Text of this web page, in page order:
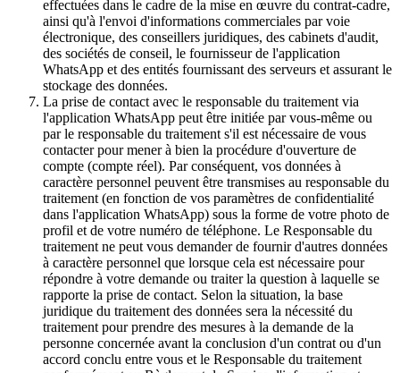
effectuées dans le cadre de la mise en œuvre du contrat-cadre,
ainsi qu'à l'envoi d'informations commerciales par voie
électronique, des conseillers juridiques, des cabinets d'audit,
des sociétés de conseil, le fournisseur de l'application
WhatsApp et des entités fournissant des serveurs et assurant le
stockage des données.
La prise de contact avec le responsable du traitement via
l'application WhatsApp peut être initiée par vous-même ou
par le responsable du traitement s'il est nécessaire de vous
contacter pour mener à bien la procédure d'ouverture de
compte (compte réel). Par conséquent, vos données à
caractère personnel peuvent être transmises au responsable du
traitement (en fonction de vos paramètres de confidentialité
dans l'application WhatsApp) sous la forme de votre photo de
profil et de votre numéro de téléphone. Le Responsable du
traitement ne peut vous demander de fournir d'autres données
à caractère personnel que lorsque cela est nécessaire pour
répondre à votre demande ou traiter la question à laquelle se
rapporte la prise de contact. Selon la situation, la base
juridique du traitement des données sera la nécessité du
traitement pour prendre des mesures à la demande de la
personne concernée avant la conclusion d'un contrat ou d'un
accord conclu entre vous et le Responsable du traitement